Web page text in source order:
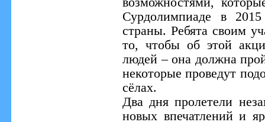
Сурдолимпиаде в
страны. Ребята своим
то, чтобы об этой
людей – она должна
некоторые проведут
сёлах.
Два дня пролетели
новых впечатлений и